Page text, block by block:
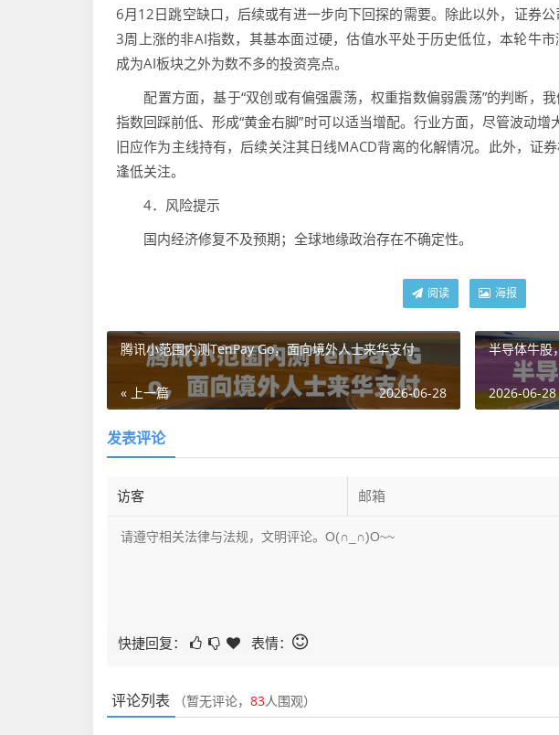
6月12日跳空缺口，后续或有进一步向下回探的需要。除此以外，证券
3周上涨的非AI指数，其基本面过硬，估值水平处于历史低位，本轮牛
成为AI板块之外为数不多的投资亮点。
配置方面，基于“双创或有偏强震荡，权重指数偏弱震荡”的判断，
指数回踩前低、形成“黄金右脚”时可以适当增配。行业方面，尽管波动
旧应作为主线持有，后续关注其日线MACD背离的化解情况。此外，证
逢低关注。
4．风险提示
国内经济修复不及预期；全球地缘政治存在不确定性。
阅读 海报
腾讯小范围内测TenPay Go，面向境外人士来华支付
« 上一篇 2026-06-28
半导体牛股
2026-06-28
发表评论
快捷回复： 表情：
评论列表 （暂无评论， 83人围观）